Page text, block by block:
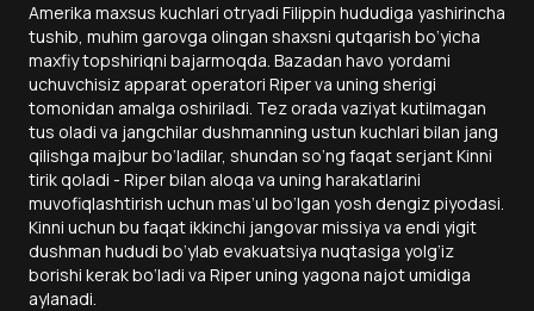
Amerika maxsus kuchlari otryadi Filippin hududiga yashirincha
tushib, muhim garovga olingan shaxsni qutqarish bo‘yicha
maxfiy topshiriqni bajarmoqda. Bazadan havo yordami
uchuvchisiz apparat operatori Riper va uning sherigi
tomonidan amalga oshiriladi. Tez orada vaziyat kutilmagan
tus oladi va jangchilar dushmanning ustun kuchlari bilan jang
qilishga majbur bo‘ladilar, shundan so‘ng faqat serjant Kinni
tirik qoladi - Riper bilan aloqa va uning harakatlarini
muvofiqlashtirish uchun mas’ul bo‘lgan yosh dengiz piyodasi.
Kinni uchun bu faqat ikkinchi jangovar missiya va endi yigit
dushman hududi bo‘ylab evakuatsiya nuqtasiga yolg‘iz
borishi kerak bo‘ladi va Riper uning yagona najot umidiga
aylanadi.